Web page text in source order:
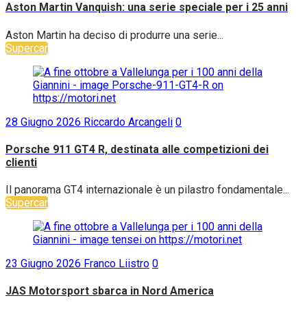
Aston Martin Vanquish: una serie speciale per i 25 anni
Aston Martin ha deciso di produrre una serie...
Supercar
28 Giugno 2026 Riccardo Arcangeli 0
Porsche 911 GT4 R, destinata alle competizioni dei
clienti
Il panorama GT4 internazionale è un pilastro fondamentale...
Supercar
23 Giugno 2026 Franco Liistro 0
JAS Motorsport sbarca in Nord America